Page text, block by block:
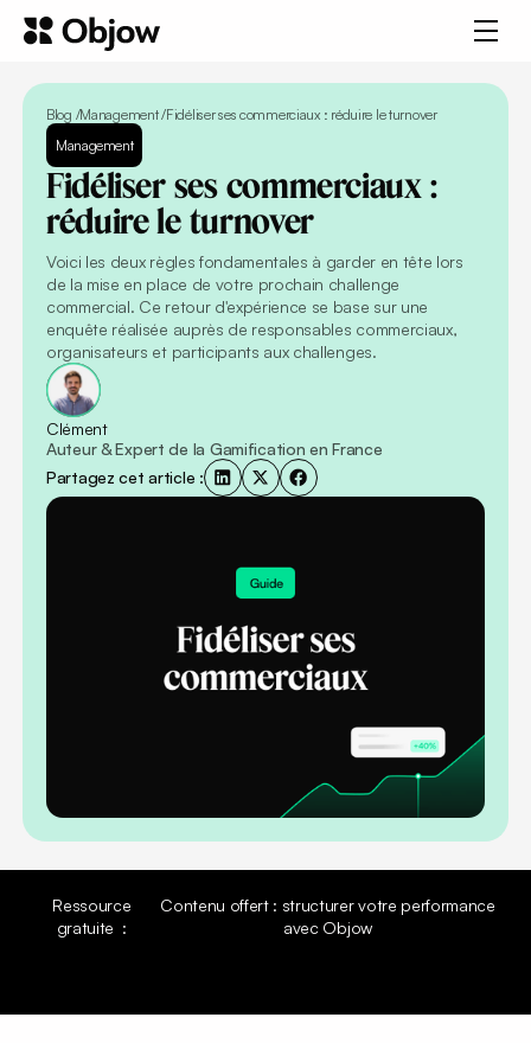
Blog /Management/Fidéliser ses commerciaux : réduire le turnover
Management
Fidéliser ses commerciaux :
réduire le turnover
Voici les deux règles fondamentales à garder en tête lors
de la mise en place de votre prochain challenge
commercial. Ce retour d'expérience se base sur une
enquête réalisée auprès de responsables commerciaux,
organisateurs et participants aux challenges.
Clément
Auteur & Expert de la Gamification en France
Partagez cet article :
Ressource
gratuite :
Contenu offert : structurer votre performance
avec Objow